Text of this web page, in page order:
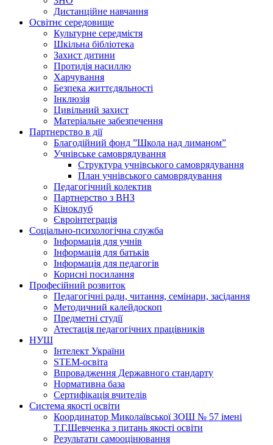
Дистанційне навчання
Освітнє середовище
Культурне середмістя
Шкільна бібліотека
Захист дитини
Протидія насиллю
Харчування
Безпека життєдяльності
Інклюзія
Цивільний захист
Матеріальне забезпечення
Партнерство в дії
Благодійний фонд ”Школа над лиманом”
Учнівське самоврядування
Структура учнiвського самоврядування
План учнiвського самоврядування
Педагогічний колектив
Партнерство з ВНЗ
Кіноклуб
Євроінтеграція
Соціально-психологічна служба
Інформація для учнів
Інформація для батьків
Інформація для педагогів
Корисні посилання
Професійний розвиток
Педагогічні ради, читання, семінари, засідання
Методичний калейдоскоп
Предметні студії
Атестація педагогічних працівників
НУШ
Інтелект України
STEM-освіта
Впровадження Державного стандарту
Нормативна база
Сертифікація вчителів
Система якості освіти
Координатор Миколаївської ЗОШ № 57 імені
Т.Г.Шевченка з питань якості освіти
Результати самооцінювання